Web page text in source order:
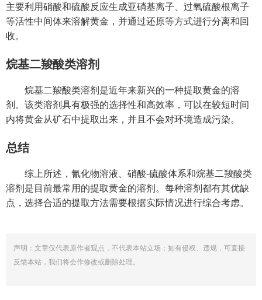
主要利用硝酸和硫酸反应生成亚硝基离子、过氧硫酸根离子
等活性中间体来溶解黄金，并通过还原等方式进行分离和回
收。
烷基二羧酸类溶剂
烷基二羧酸类溶剂是近年来新兴的一种提取黄金的溶
剂。该类溶剂具有极强的选择性和高效率，可以在较短时间
内将黄金从矿石中提取出来，并且不会对环境造成污染。
总结
综上所述，氰化物溶液、硝酸-硫酸体系和烷基二羧酸类
溶剂是目前最常用的提取黄金的溶剂。每种溶剂都有其优缺
点，选择合适的提取方法需要根据实际情况进行综合考虑。
声明：文章仅代表原作者观点，不代表本站立场；如有侵权、违规，可直接
反馈本站，我们将会作修改或删除处理。